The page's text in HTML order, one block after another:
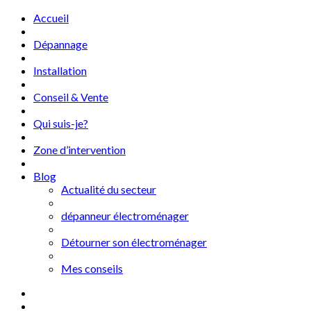
Accueil
Dépannage
Installation
Conseil & Vente
Qui suis-je?
Zone d’intervention
Blog
Actualité du secteur
dépanneur électroménager
Détourner son électroménager
Mes conseils